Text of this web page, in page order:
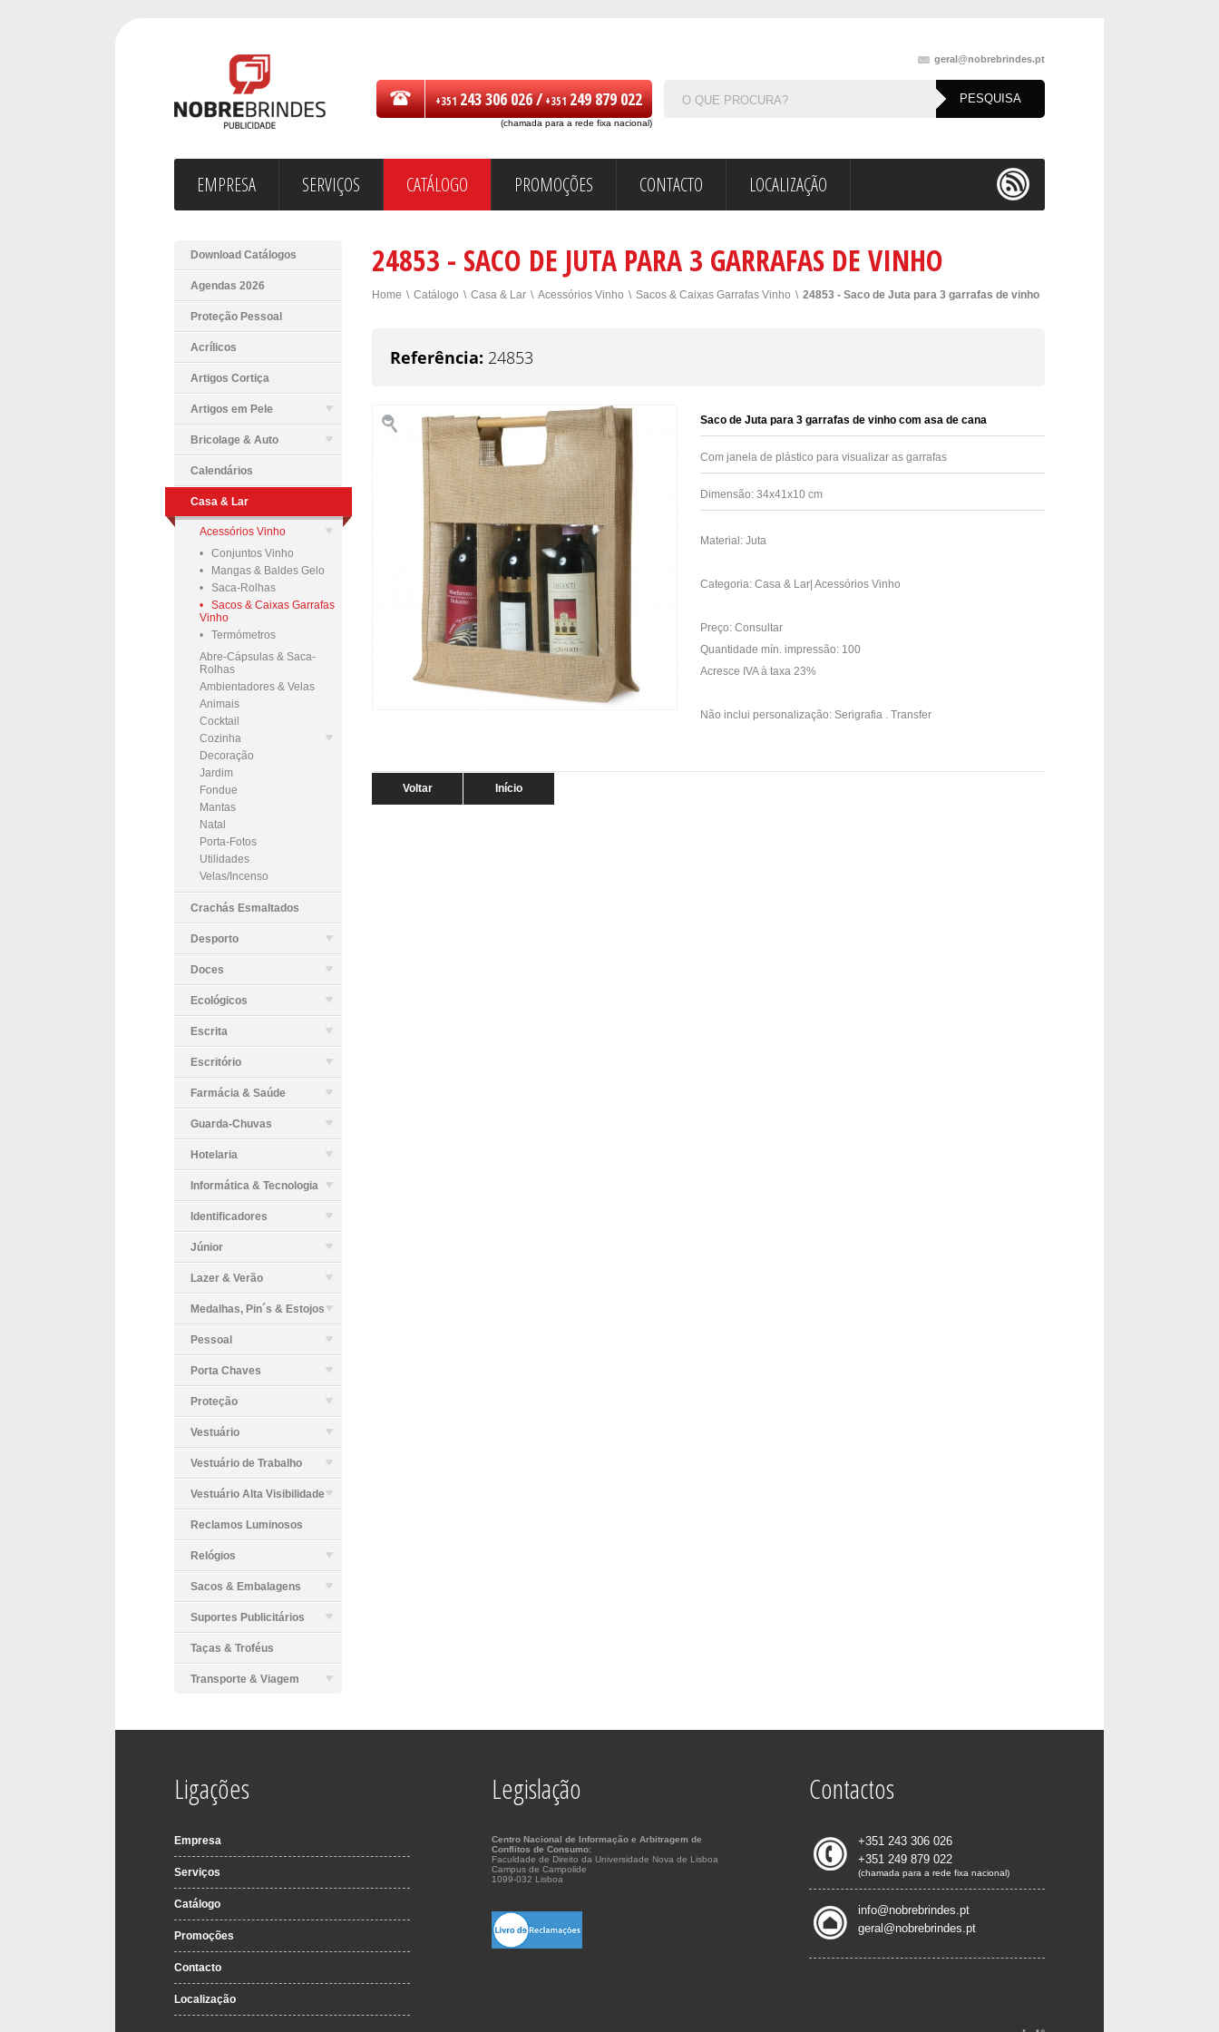
geral@nobrebrindes.pt
+351243 306 026 /+351249 879 022
(chamada para a rede fixa nacional)
EMPRESA SERVIÇOS CATÁLOGO PROMOÇÕES CONTACTO LOCALIZAÇÃO
Download Catálogos
Agendas 2026
Proteção Pessoal
Acrílicos
Artigos Cortiça
Artigos em Pele
Bricolage & Auto
Calendários
Casa & Lar
Acessórios Vinho
• Conjuntos Vinho
• Mangas & Baldes Gelo
• Saca-Rolhas
• Sacos & Caixas Garrafas
Vinho
• Termómetros
Abre-Cápsulas & Saca-
Rolhas
Ambientadores & Velas
Animais
Cocktail
Cozinha
Decoração
Jardim
Fondue
Mantas
Natal
Porta-Fotos
Utilidades
Velas/Incenso
Crachás Esmaltados
Desporto
Doces
Ecológicos
Escrita
Escritório
Farmácia & Saúde
Guarda-Chuvas
Hotelaria
Informática & Tecnologia
Identificadores
Júnior
Lazer & Verão
Medalhas, Pin´s & Estojos
Pessoal
Porta Chaves
Proteção
Vestuário
Vestuário de Trabalho
Vestuário Alta Visibilidade
Reclamos Luminosos
Relógios
Sacos & Embalagens
Suportes Publicitários
Taças & Troféus
Transporte & Viagem
24853 - SACO DE JUTA PARA 3 GARRAFAS DE VINHO
Home \ Catálogo \ Casa & Lar \ Acessórios Vinho \ Sacos & Caixas Garrafas Vinho \ 24853 - Saco de Juta para 3 garrafas de vinho
Referência: 24853
Saco de Juta para 3 garrafas de vinho com asa de cana
Com janela de plástico para visualizar as garrafas
Dimensão: 34x41x10 cm
Material: Juta
Categoria: Casa & Lar| Acessórios Vinho
Preço: Consultar
Quantidade mín. impressão: 100
Acresce IVA à taxa 23%
Não inclui personalização: Serigrafia . Transfer
Voltar Início
Ligações
Empresa
Serviços
Catálogo
Promoções
Contacto
Localização
Legislação
Centro Nacional de Informação e Arbitragem de
Conflitos de Consumo:
Faculdade de Direito da Universidade Nova de Lisboa
Campus de Campolide
1099-032 Lisboa
Contactos
+351 243 306 026
+351 249 879 022
(chamada para a rede fixa nacional)
info@nobrebrindes.pt
geral@nobrebrindes.pt